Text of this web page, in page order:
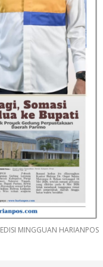
EDISI MINGGUAN HARIANPOS